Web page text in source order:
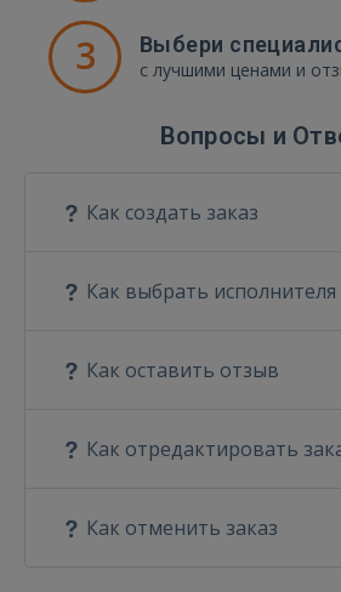
3 Выбери
с лучшими ценами и
Вопросы и
Как создать заказ
Как выбрать исполнителя
Как оставить отзыв
Как отредактировать
Как отменить заказ